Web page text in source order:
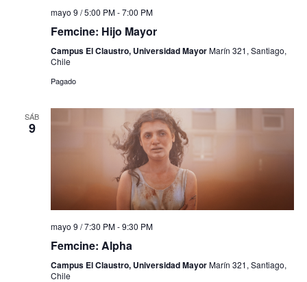
mayo 9 / 5:00 PM-7:00 PM
Femcine: Hijo Mayor
Campus El Claustro, Universidad MayorMarín 321, Santiago,
Chile
Pagado
SÁB
9
mayo 9 / 7:30 PM-9:30 PM
Femcine: Alpha
Campus El Claustro, Universidad MayorMarín 321, Santiago,
Chile